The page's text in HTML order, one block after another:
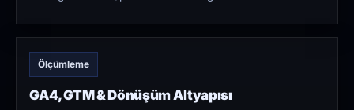
Ölçümleme
GA4, GTM & Dönüşüm Altyapısı